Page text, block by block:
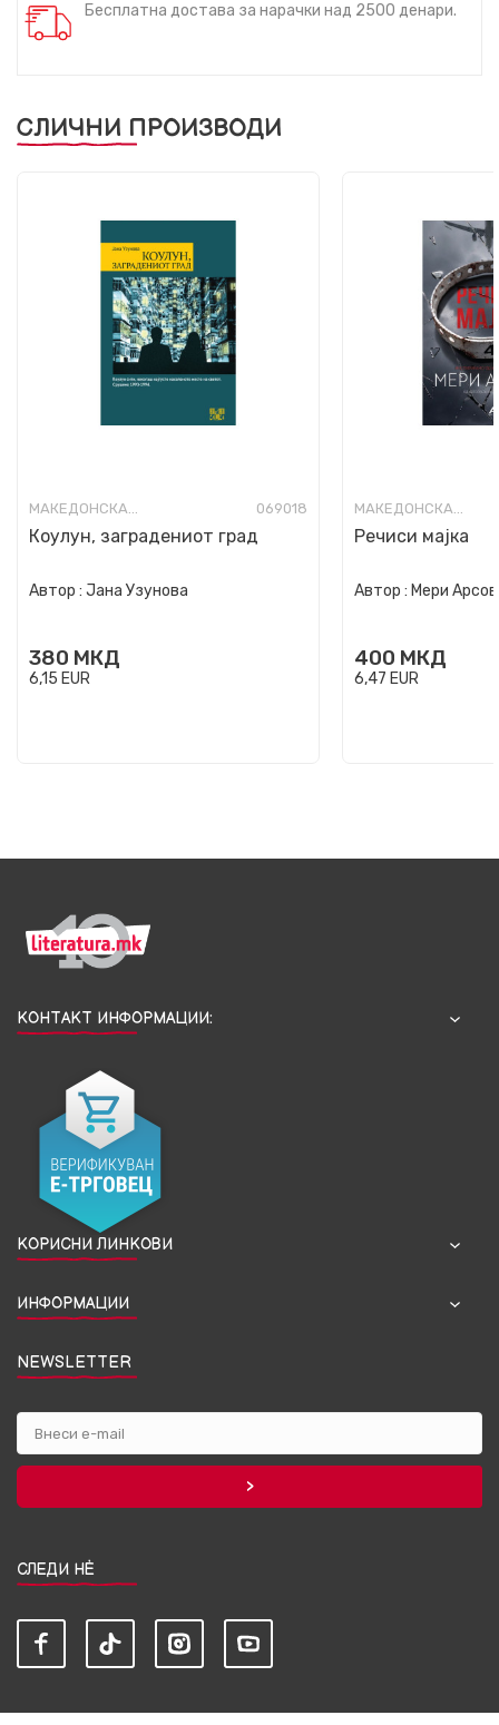
Бесплатна достава за нарачки над 2500 денари.
СЛИЧНИ ПРОИЗВОДИ
МАКЕДОНСКА КНИЖЕВНОСТ 069018
Коулун, заградениот град
Автор : Јана Узунова
380 МКД
6,15 EUR
МАКЕДОНСКА КНИЖЕВНОСТ
Речиси мајка
Автор : Мери
400 МКД
6,47 EUR
КОНТАКТ ИНФОРМАЦИИ:
КОРИСНИ ЛИНКОВИ
ИНФОРМАЦИИ
NEWSLETTER
СЛЕДИ НЀ